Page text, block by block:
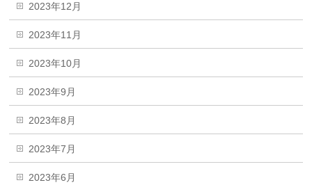
2023年12月
2023年11月
2023年10月
2023年9月
2023年8月
2023年7月
2023年6月